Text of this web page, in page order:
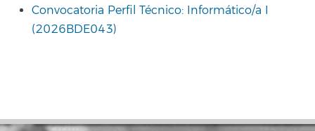
Convocatoria Perfil Técnico: Informático/a I
(2026BDE043)